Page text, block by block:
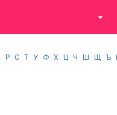
Р С Т У Ф Х Ц Ч Ш Щ Ъ